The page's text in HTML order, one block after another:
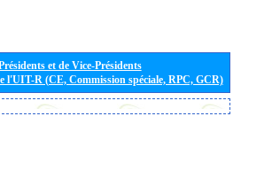
et de Vice-Présidents
l'UIT-R (CE, Commission spéciale, RPC, GCR)